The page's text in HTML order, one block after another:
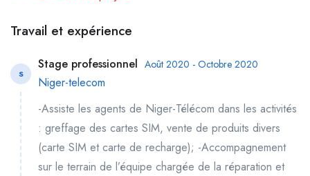
Travail et expérience
S
Stage professionnel Août 2020 - Octobre 2020
Niger-telecom
-Assiste les agents de Niger-Télécom dans les activités
: greffage des cartes SIM, vente de produits divers
(carte SIM et carte de recharge); -Accompagnement
sur le terrain de l’équipe chargée de la réparation et